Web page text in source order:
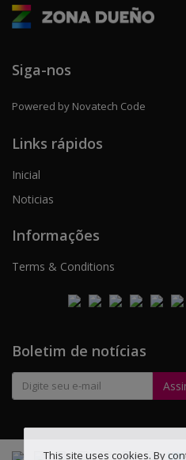
Siga-nos
Powered by Novatech Code
Links rápidos
Inicial
Noticias
Informações
Terms & Conditions
Boletim de notícias
This site uses cookies. By